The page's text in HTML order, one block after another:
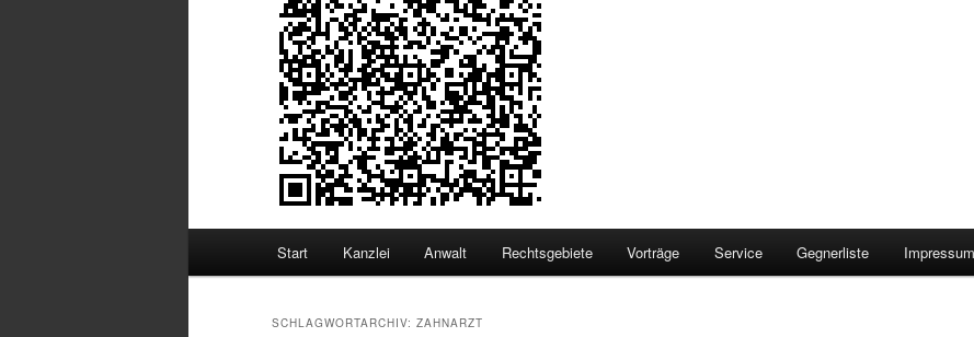
Start Kanzlei Anwalt Rechtsgebiete Vorträge Service Gegnerliste Impressum
SCHLAGWORTARCHIV: ZAHNARZT